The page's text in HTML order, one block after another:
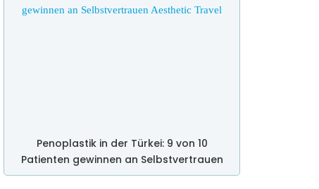
Penoplastik in der Türkei: 9 von 10
Patienten gewinnen an Selbstvertrauen